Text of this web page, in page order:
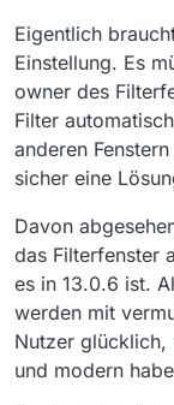
Eigentlich
Einstellung. Es
owner des
Filter
anderen
sicher eine
Davon
das Filterfenster
es in 13.0.6 ist.
werden mit
Nutzer glücklich,
und modern